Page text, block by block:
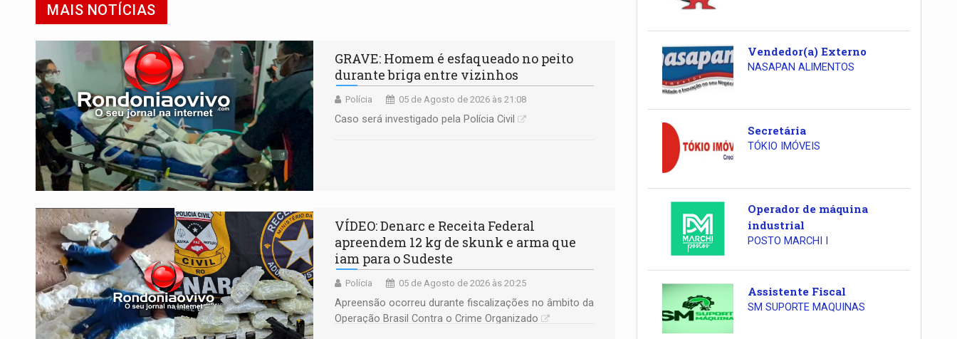
MAIS NOTÍCIAS
GRAVE: Homem é esfaqueado no peito
durante briga entre vizinhos
Polícia 05 de Agosto de 2026 às 21:08
Caso será investigado pela Polícia Civil
VÍDEO: Denarc e Receita Federal
apreendem 12 kg de skunk e arma que
iam para o Sudeste
Polícia 05 de Agosto de 2026 às 20:25
Apreensão ocorreu durante fiscalizações no âmbito da
Operação Brasil Contra o Crime Organizado
Vendedor(a) Externo
NASAPAN ALIMENTOS
Secretária
TÓKIO IMÓVEIS
Operador de máquina
industrial
POSTO MARCHI I
Assistente Fiscal
SM SUPORTE MAQUINAS